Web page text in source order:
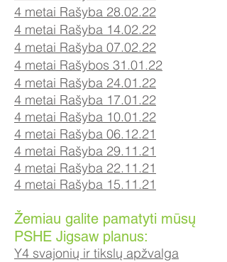
4 metai Rašyba 28.02.22
4 metai Rašyba 14.02.22
4 metai Rašyba 07.02.22
4 metai Rašybos 31.01.22
4 metai Rašyba 24.01.22
4 metai Rašyba 17.01.22
4 metai Rašyba 10.01.22
4 metai Rašyba 06.12.21
4 metai Rašyba 29.11.21
4 metai Rašyba 22.11.21
4 metai Rašyba 15.11.21
Žemiau galite pamatyti mūsų
PSHE Jigsaw planus:
Y4 svajonių ir tikslų apžvalga